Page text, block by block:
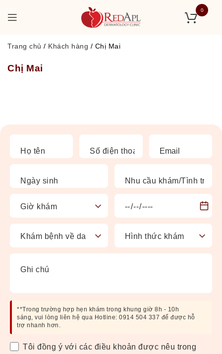
0
Trang chủ / Khách hàng / Chị Mai
Chị Mai
**Trong trường hợp hẹn khám trong khung giờ 8h - 10h
sáng, vui lòng liên hệ qua Hotline: 0914 504 337 để được hỗ
trợ nhanh hơn.
Tôi đồng ý với các điều khoản được nêu trong